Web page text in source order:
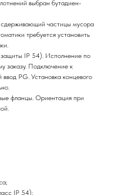
выбран бутадиен-
сдерживающий частицы мусора
требуется установить
защиты IP 54). Исполнение по
заказу. Подключение к
ввод PG. Установка концевого
фланцы. Ориентация при
IP 54);